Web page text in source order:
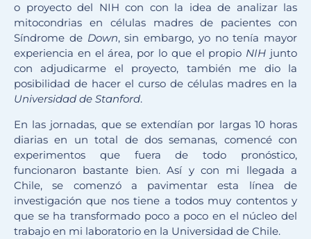
o proyecto del NIH con con la idea de analizar las
mitocondrias en células madres de pacientes con
Síndrome de Down, sin embargo, yo no tenía mayor
experiencia en el área, por lo que el propio NIH junto
con adjudicarme el proyecto, también me dio la
posibilidad de hacer el curso de células madres en la
Universidad de Stanford.
En las jornadas, que se extendían por largas 10 horas
diarias en un total de dos semanas, comencé con
experimentos que fuera de todo pronóstico,
funcionaron bastante bien. Así y con mi llegada a
Chile, se comenzó a pavimentar esta línea de
investigación que nos tiene a todos muy contentos y
que se ha transformado poco a poco en el núcleo del
trabajo en mi laboratorio en la Universidad de Chile.